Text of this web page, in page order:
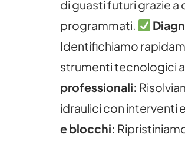
di guasti futuri grazie
programmati.
Identifichiamo
strumenti tecnologici
professionali:
idraulici con interventi
e blocchi: